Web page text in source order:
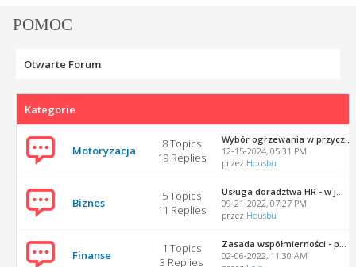
POMOC
Otwarte Forum
Kategorie
Motoryzacja
8 Topics
19 Replies
Wybór ogrzewania w przycz...
12-15-2024, 05:31 PM
przez Housbu
Biznes
5 Topics
11 Replies
Usługa doradztwa HR - w j...
09-21-2022, 07:27 PM
przez Housbu
Finanse
1 Topics
3 Replies
Zasada współmierności - p...
02-06-2022, 11:30 AM